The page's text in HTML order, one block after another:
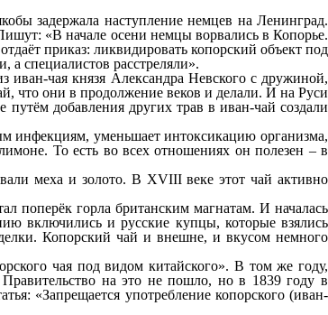
задержала наступление немцев на Ленинград.
«В начале осени немцы ворвались в Копорье.
приказ: ликвидировать копорский объект под
специалистов расстреляли».
чая князя Александра Невского с дружиной,
что они в продолжение веков и делали. И на Руси
добавления других трав в иван-чай создали
инфекциям, уменьшает интоксикацию организма,
То есть во всех отношениях он полезен – в
меха и золото. В XVIII веке этот чай активно
поперёк горла британским магнатам. И началась
включились и русские купцы, которые взялись
Копорский чай и внешне, и вкусом немного
чая под видом китайского». В том же году,
на это не пошло, но в 1839 году в
«Запрещается употребление копорского (иван-